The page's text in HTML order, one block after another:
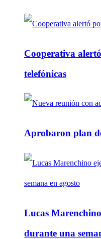
Cooperativa
telefónicas
Aprobaron plan
Lucas
durante una